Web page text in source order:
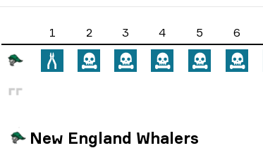
1 2 3 4 5 6
New England Whalers